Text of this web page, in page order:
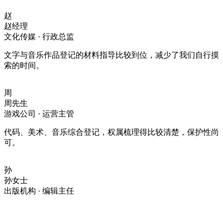
赵
赵经理
文化传媒 · 行政总监
文字与音乐作品登记的材料指导比较到位，减少了我们自行摸
索的时间。
周
周先生
游戏公司 · 运营主管
代码、美术、音乐综合登记，权属梳理得比较清楚，保护性尚
可。
孙
孙女士
出版机构 · 编辑主任